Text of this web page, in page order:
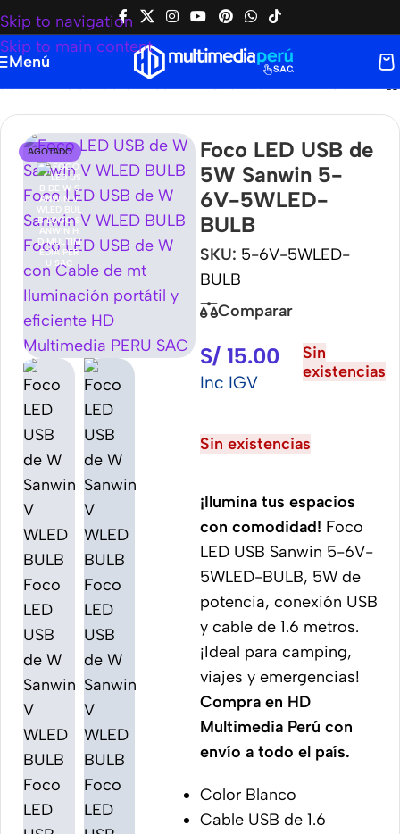
Skip to navigation
Skip to main content
Menú
LED USB de 5W Sanwin 5-6V-5WLED-BULB
AGOTADO
Foco LED USB de
5W Sanwin 5-
6V-5WLED-
BULB
SKU: 5-6V-5WLED-
BULB
Comparar
S/ 15.00
Inc IGV
Sin
existencias
Sin existencias
¡Ilumina tus espacios
con comodidad! Foco
LED USB Sanwin 5-6V-
5WLED-BULB, 5W de
potencia, conexión USB
y cable de 1.6 metros.
¡Ideal para camping,
viajes y emergencias!
Compra en HD
Multimedia Perú con
envío a todo el país.
Color Blanco
Cable USB de 1.6